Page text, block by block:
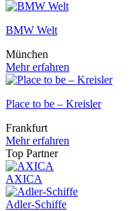
BMW Welt
München
Mehr erfahren
Place to be – Kreisler
Frankfurt
Mehr erfahren
Top Partner
AXICA
Adler-Schiffe